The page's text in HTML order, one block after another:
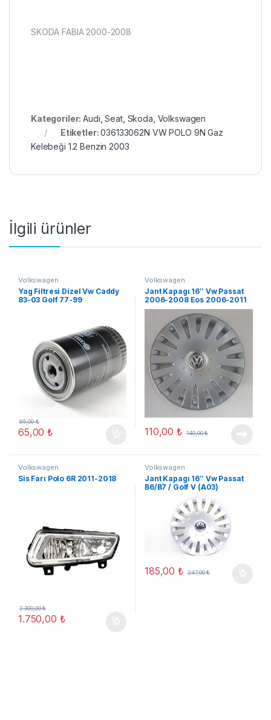
SKODA FABIA 2000-2008
Kategoriler:Audi ,Seat, Skoda Volkswagen
Etiketler:036133062N VW POLO 9N Gaz
Kelebeği 1.2 Benzin 2003
İlgili ürünler
Volkswagen
Yag Filtresi Dizel Vw Caddy
83-03 Golf 77-99
65,00₺
85,00₺
Volkswagen
Jant Kapagı 16″ Vw Passat
2006-2008 Eos 2006-2011
(A03)
110,00₺ 140,00₺
Volkswagen
Sis Farı Polo 6R 2011-2018
1.750,00 ₺
2.300,00₺
Volkswagen
Jant Kapagı 16″ Vw Passat
B6/B7 / Golf V (A03)
185,00₺ 247,00₺